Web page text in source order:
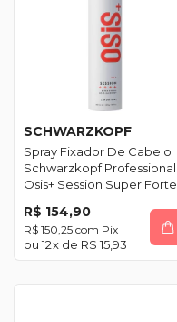
SCHWARZKOPF
Spray Fixador De Cabelo
Schwarzkopf Professional
Osis+ Session Super Forte
R$ 154,90
R$ 150,25 com Pix
12x de R$ 15,93